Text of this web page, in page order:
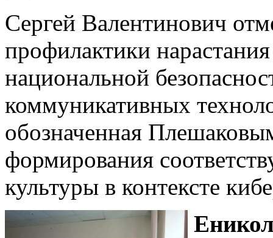
Сергей Валентинович
профилактики
национальной
коммуникативных
обозначенная
формирования
культуры в контексте